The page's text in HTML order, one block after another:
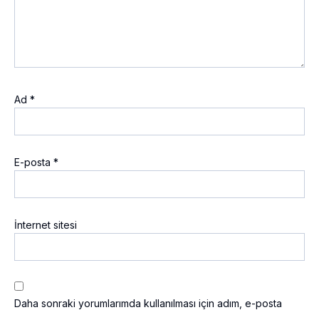
Ad *
E-posta *
İnternet sitesi
Daha sonraki yorumlarımda kullanılması için adım, e-posta